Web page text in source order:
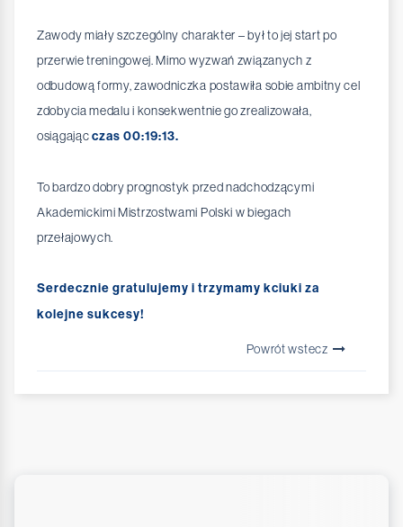
Zawody miały szczególny charakter – był to jej start po
przerwie treningowej. Mimo wyzwań związanych z
odbudową formy, zawodniczka postawiła sobie ambitny cel
zdobycia medalu i konsekwentnie go zrealizowała,
osiągającczas 00:19:13.
To bardzo dobry prognostyk przed nadchodzącymi
Akademickimi Mistrzostwami Polski w biegach
przełajowych.
Serdecznie gratulujemy i trzymamy kciuki za
kolejne sukcesy!
Powrót wstecz